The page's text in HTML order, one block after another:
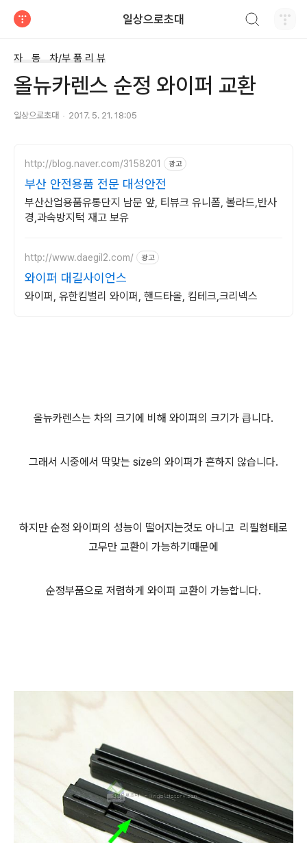
일상으로초대
자 동 차/부 품 리 뷰
올뉴카렌스 순정 와이퍼 교환
일상으로초대 2017. 5. 21. 18:05
http://blog.naver.com/3158201 광고
부산 안전용품 전문 대성안전
부산산업용품유통단지 남문 앞, 티뷰크 유니폼, 볼라드,반사
경,과속방지턱 재고 보유
http://www.daegil2.com/ 광고
와이퍼 대길사이언스
와이퍼, 유한킴벌리 와이퍼, 핸드타올, 킴테크,크리넥스
올뉴카렌스는 차의 크기에 비해 와이퍼의 크기가 큽니다.
그래서 시중에서 딱맞는 size의 와이퍼가 흔하지 않습니다.
하지만 순정 와이퍼의 성능이 떨어지는것도 아니고 리필형태로
고무만 교환이 가능하기때문에
순정부품으로 저렴하게 와이퍼 교환이 가능합니다.